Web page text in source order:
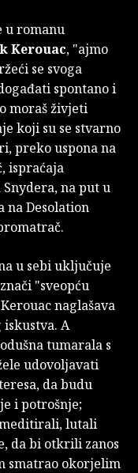
u romanu
Kerouac, "ajmo
se svoga
spontano i
moraš živjeti
koji su se stvarno
preko uspona na
ispraćaja
na put u
na Desolation
u sebi uključuje
"sveopću
naglašava
A
tumarala s
udovoljavati
da budu
i potrošnje;
lutali
da bi otkrili zanos
smatrao okorjelim